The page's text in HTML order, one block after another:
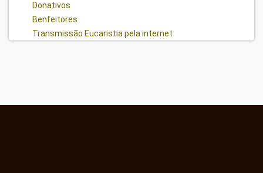
Donativos
Benfeitores
Transmissão Eucaristia pela internet